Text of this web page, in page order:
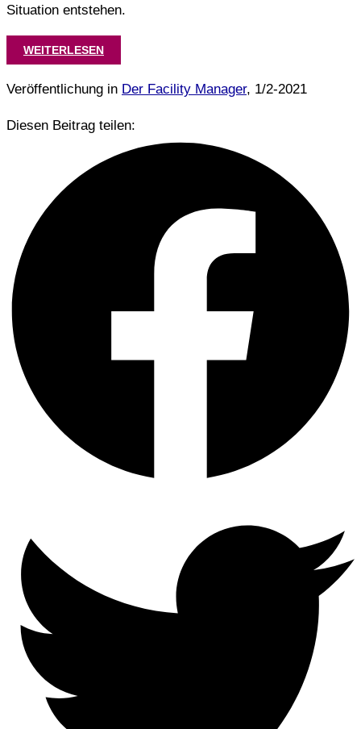
Situation entstehen.
WEITERLESEN
Veröffentlichung in Der Facility Manager, 1/2-2021
Diesen Beitrag teilen: